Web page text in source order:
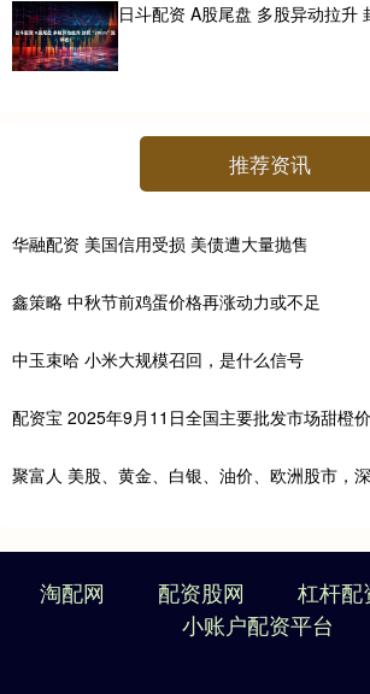
日斗配资 A股尾盘 多股异动拉升
推荐资讯
华融配资 美国信用受损 美债遭大量抛售
鑫策略 中秋节前鸡蛋价格再涨动力或不足
中玉束哈 小米大规模召回，是什么信号
配资宝 2025年9月11日全国主要批发市场甜橙
聚富人 美股、黄金、白银、油价、欧洲股市，
淘配网 配资股网 杠杆配
小账户配资平台